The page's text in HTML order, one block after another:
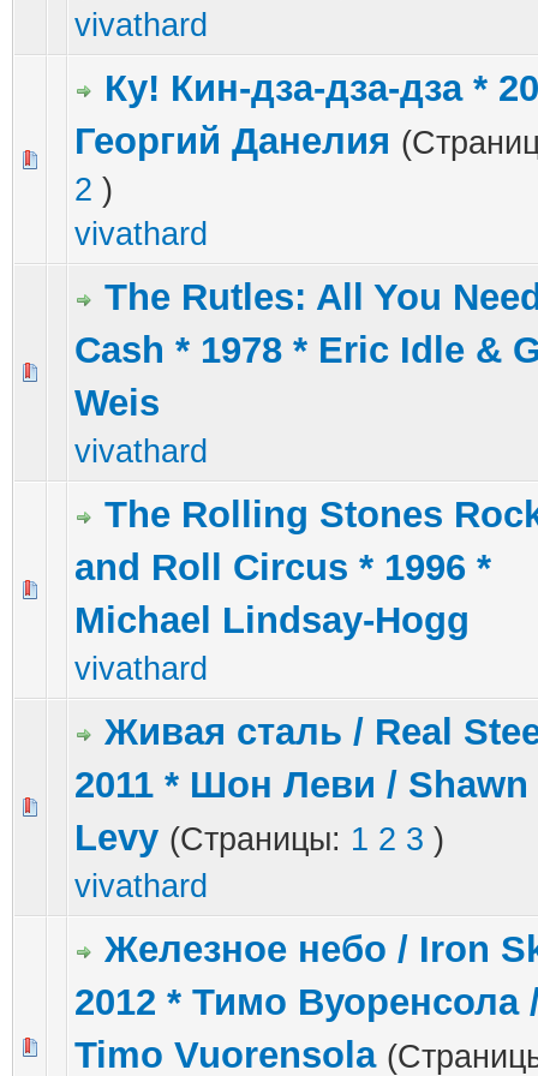
vivathard
Ку! Кин-дза-дза-дза *
Георгий Данелия
2 )
vivathard
2 голос(ов) - 5 из 5 в среднем
1 345
The Rutles: All You
Cash * 1978 * Eric Idle &
Weis
vivathard
The Rolling Stones
and Roll Circus * 1996 *
Michael Lindsay-Hogg
vivathard
Живая сталь / Real
2011 * Шон Леви / Shawn
Levy (Страницы: 1 2 3 )
vivathard
Железное небо / Iron
2012 * Тимо Вуоренсола
Timo Vuorensola
2 голос(ов) - 3 из 5 в среднем
1 2345